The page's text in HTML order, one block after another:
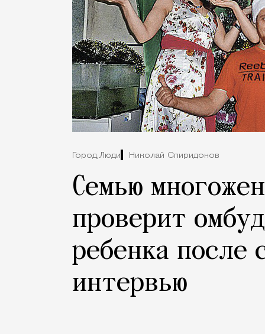
Город,Люди Николай Спиридонов
Семью
проверит
ребенка после
интервью